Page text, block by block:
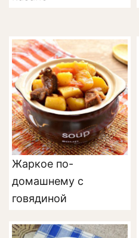
Жаркое по-
домашнему с
говядиной